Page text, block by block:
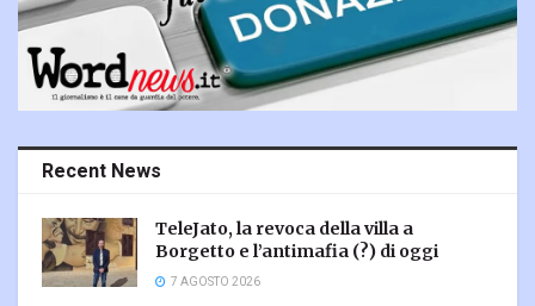
Recent News
TeleJato, la revoca della villa a
Borgetto e l’antimafia (?) di oggi
7 AGOSTO 2026